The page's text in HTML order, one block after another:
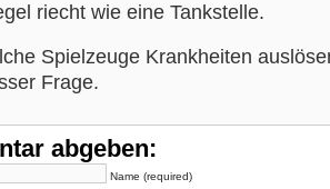
riecht wie eine Tankstelle.
Spielzeuge Krankheiten
Frage.
abgeben:
Name (required)